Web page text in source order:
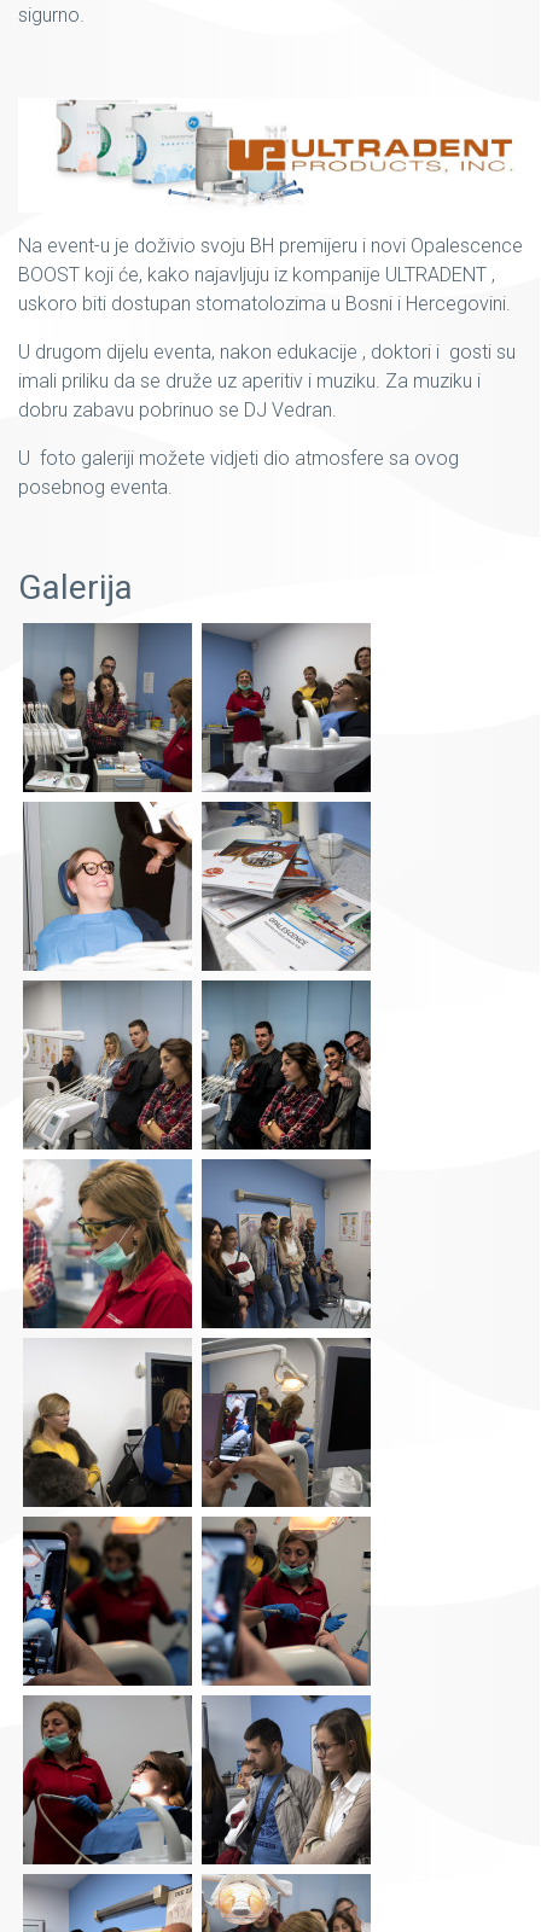
sigurno.
Na event-u je doživio svoju BH premijeru i novi Opalescence
BOOST koji će, kako najavljuju iz kompanije ULTRADENT ,
uskoro biti dostupan stomatolozima u Bosni i Hercegovini.
U drugom dijelu eventa, nakon edukacije , doktori i gosti su
imali priliku da se druže uz aperitiv i muziku. Za muziku i
dobru zabavu pobrinuo se DJ Vedran.
U foto galeriji možete vidjeti dio atmosfere sa ovog
posebnog eventa.
Galerija